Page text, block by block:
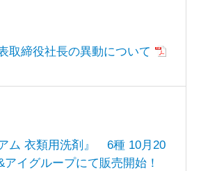
取締役社長の異動について
アム 衣類用洗剤』 6種 10月20
アイグループにて販売開始！